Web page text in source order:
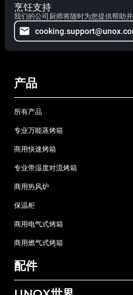
烹饪支持
我们的公司厨师将随时为您提供帮助并
产品
所有产品
专业万能蒸烤箱
商用快速烤箱
专业带湿度对流烤箱
商用热风炉
保温柜
商用电气式烤箱
商用燃气式烤箱
配件